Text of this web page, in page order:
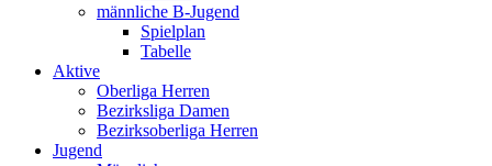
männliche B-Jugend
Spielplan
Tabelle
Aktive
Oberliga Herren
Bezirksliga Damen
Bezirksoberliga Herren
Jugend